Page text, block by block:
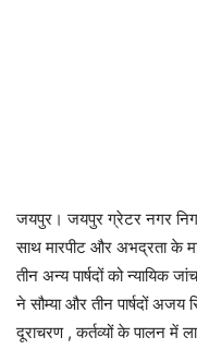
जयपुर। जयपुर ग्रेटर नगर
साथ मारपीट और अभद्रता के
तीन अन्य पार्षदों को न्यायिक
ने सौम्या और तीन पार्षदों
दूराचरण , कर्तव्यों के पालन में